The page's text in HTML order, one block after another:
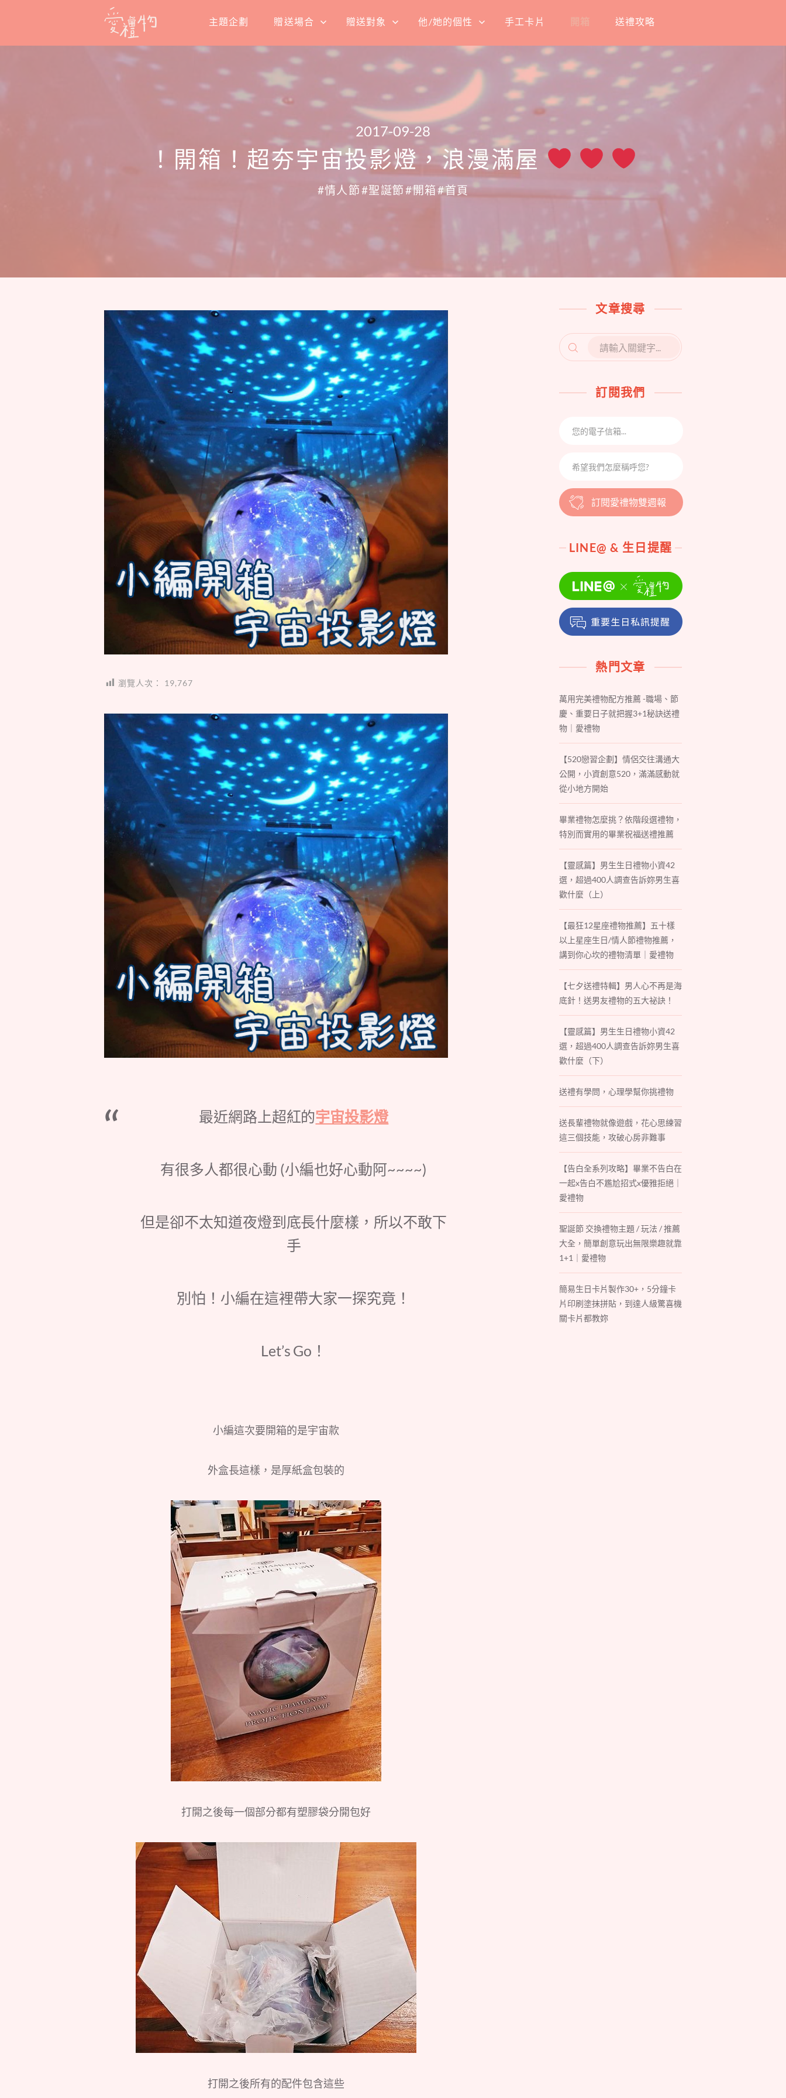
content
主題企劃 贈送場合 贈送對象 他/她的個性 手工卡片 開箱 送禮攻略
2017-09-28
！開箱！超夯宇宙投影燈，浪漫滿屋
情人節 聖誕節 開箱 首頁
瀏覽人次： 19,767
最近網路上超紅的宇宙投影燈
有很多人都很心動 (小編也好心動阿~~~~)
但是卻不太知道夜燈到底長什麼樣，所以不敢下
手
別怕！小編在這裡帶大家一探究竟！
Let’s Go！
小編這次要開箱的是宇宙款
外盒長這樣，是厚紙盒包裝的
打開之後每一個部分都有塑膠袋分開包好
打開之後所有的配件包含這些
文章搜尋
SEARCH
FOR:
訂閱我們
訂閱愛禮物雙週報
LINE@ & 生日提醒
熱門文章
萬用完美禮物配方推薦 -職場、節
慶、重要日子就把握3+1秘訣送禮
物｜愛禮物
【520戀習企劃】情侶交往溝通大
公開，小資創意520，滿滿感動就
從小地方開始
畢業禮物怎麼挑？依階段選禮物，
特別而實用的畢業祝福送禮推薦
【靈感篇】男生生日禮物小資42
選，超過400人調查告訴妳男生喜
歡什麼（上）
【最狂12星座禮物推薦】五十樣
以上星座生日/情人節禮物推薦，
講到你心坎的禮物清單｜愛禮物
【七夕送禮特輯】男人心不再是海
底針！送男友禮物的五大祕訣！
【靈感篇】男生生日禮物小資42
選，超過400人調查告訴妳男生喜
歡什麼（下）
送禮有學問，心理學幫你挑禮物
送長輩禮物就像遊戲，花心思練習
這三個技能，攻破心房非難事
【告白全系列攻略】畢業不告白在
一起x告白不尷尬招式x優雅拒絕｜
愛禮物
聖誕節 交換禮物主題 / 玩法 / 推薦
大全，簡單創意玩出無限樂趣就靠
1+1｜愛禮物
簡易生日卡片製作30+，5分鐘卡
片印刷塗抹拼貼，到達人級驚喜機
關卡片都教妳